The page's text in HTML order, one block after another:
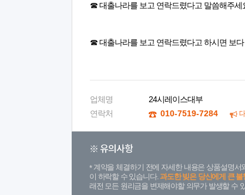
☎ 대출나라를 보고 연락드렸다고 말씀해주세
☎ 대출나라를 보고 연락드렸다고 하시면 보다
업체명
24시레이스대부
연락처
010-7519-7284
※ 유의사항
계약을 체결하기 전에 자세한 내용은 상품설명
이 하락할 수 있습니다.과도한 빚은 당신에게 큰
래전 모든 원리금을 변제해야할 의무가 발생할 수